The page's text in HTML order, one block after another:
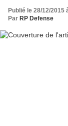
Publié le 28/12/2015
Par RP Defense